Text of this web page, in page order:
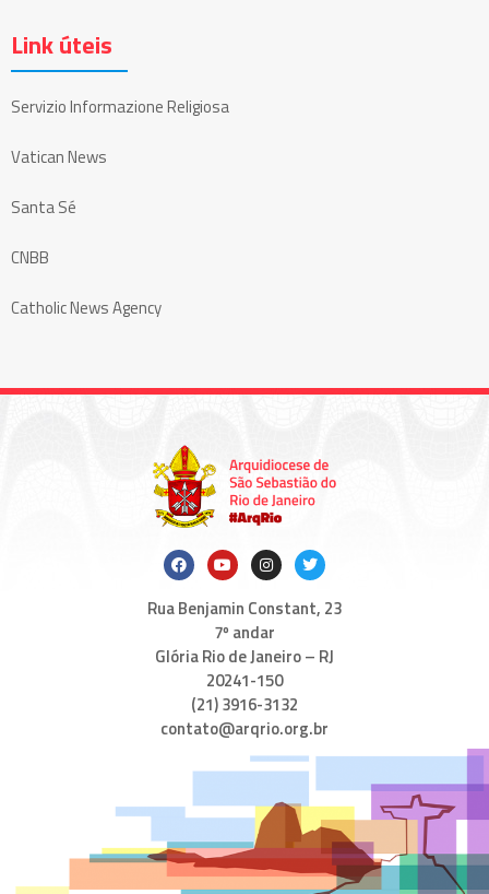
Link úteis
Servizio Informazione Religiosa
Vatican News
Santa Sé
CNBB
Catholic News Agency
Rua Benjamin Constant, 23
7º andar
Glória Rio de Janeiro – RJ
20241-150
(21) 3916-3132
contato@arqrio.org.br